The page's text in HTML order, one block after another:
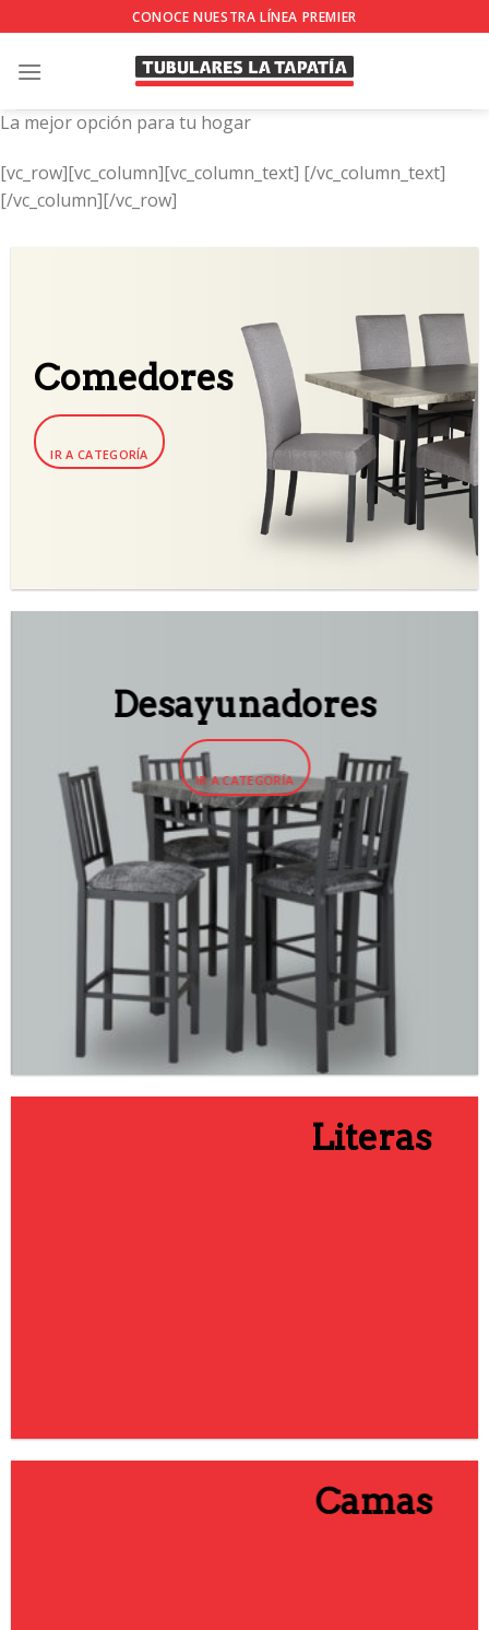
to
content
CONOCE NUESTRA LÍNEA PREMIER
La mejor opción para tu hogar
[vc_row][vc_column][vc_column_text] [/vc_column_text]
[/vc_column][/vc_row]
Comedores
IR A CATEGORÍA
Desayunadores
IR A CATEGORÍA
Literas
Camas